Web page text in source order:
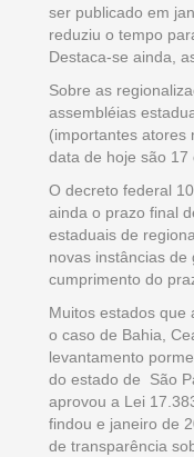
ser publicado em
reduziu o tempo
Destaca-se ainda,
Sobre as
assembléias
(importantes atores
data de hoje são 17
O decreto federal
ainda o prazo final
estaduais de
novas instâncias
cumprimento do
Muitos estados que
o caso de Bahia,
levantamento
do estado de São
aprovou a Lei
findou e janeiro de
de transparência